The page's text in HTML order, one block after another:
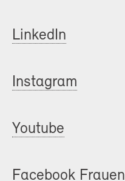
LinkedIn
Instagram
Youtube
Facebook Frauen